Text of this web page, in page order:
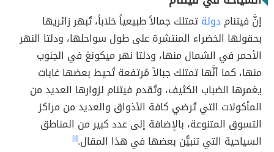
إنَّ فيتنامدولةتمتلك جمالاً طبيعياً خلاباً، تُبهر زائريها
بحقولها الخضراء المنتشرة على طول سواحلها، ودلتا النهر
الأحمر في الشمال منها، ودلتا نهر ميكونغ في الجنوب
منها، كما أنَّها تمتلك جبالاً مُرتفعة تُحيط بعضها غابات
يغمرها الضباب الكثيف، وتُقدم فيتنام لزوارها العديد من
المأكولات التي تُرضي كافة الأذواق والعديد من مراكز
التسوق المتنوعة، بالإضافة إلى عدد كبير من المناطق
السياحية التي تنبيُّن بعضها في هذا المقال.[١]